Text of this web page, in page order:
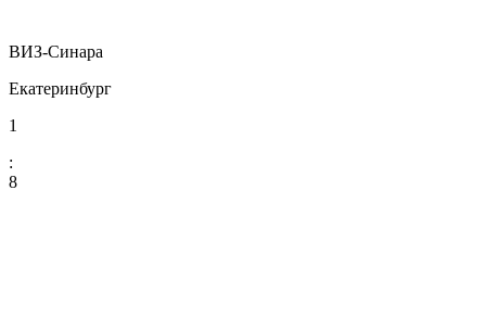
ВИЗ-Синара
Екатеринбург
1
:
8